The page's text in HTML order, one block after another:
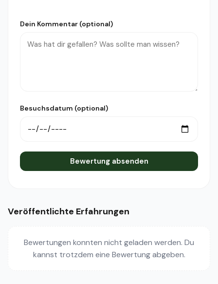
Dein Kommentar (optional)
Besuchsdatum (optional)
Bewertung absenden
Veröffentlichte Erfahrungen
Bewertungen konnten nicht geladen werden. Du
kannst trotzdem eine Bewertung abgeben.